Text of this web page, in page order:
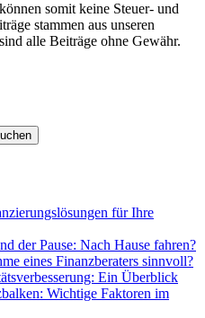
somit keine Steuer- und
stammen aus unseren
alle Beiträge ohne Gewähr.
für Ihre
der Pause: Nach Hause fahren?
eines Finanzberaters sinnvoll?
Ein Überblick
Wichtige Faktoren im